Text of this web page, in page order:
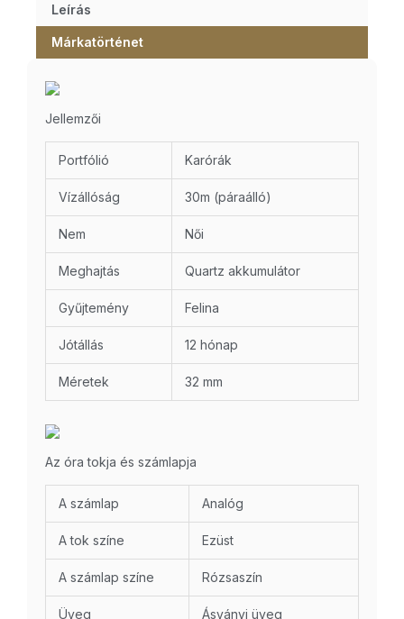
Leírás
Márkatörténet
Jellemzői
Portfólió Karórák
Vízállóság 30m (páraálló)
Nem Női
Meghajtás Quartz akkumulátor
Gyűjtemény Felina
Jótállás 12 hónap
Méretek 32 mm
Az óra tokja és számlapja
A számlap Analóg
A tok színe Ezüst
A számlap színe Rózsaszín
Üveg Ásványi üveg